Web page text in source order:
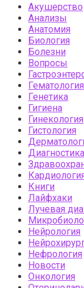
Акушерство
Анализы
Анатомия
Биология
Болезни
Вопросы
Гематология
Генетика
Гигиена
Гинекология
Гистология
Диагностика
Книги
Лайфхаки
Лучевая
Нейрология
Нефрология
Новости
Онкология